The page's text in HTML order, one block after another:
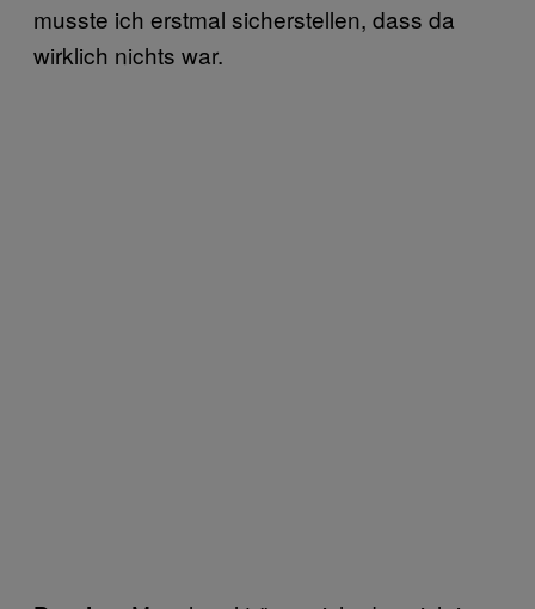
musste ich erstmal sicherstellen, dass da
wirklich nichts war.